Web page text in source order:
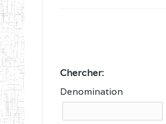
Chercher:
Denomination